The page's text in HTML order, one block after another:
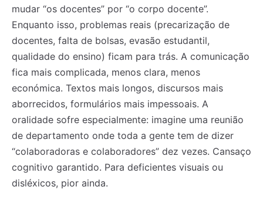
mudar “os docentes” por “o corpo docente”.
Enquanto isso, problemas reais (precarização de
docentes, falta de bolsas, evasão estudantil,
qualidade do ensino) ficam para trás. A comunicação
fica mais complicada, menos clara, menos
económica. Textos mais longos, discursos mais
aborrecidos, formulários mais impessoais. A
oralidade sofre especialmente: imagine uma reunião
de departamento onde toda a gente tem de dizer
“colaboradoras e colaboradores” dez vezes. Cansaço
cognitivo garantido. Para deficientes visuais ou
disléxicos, pior ainda.